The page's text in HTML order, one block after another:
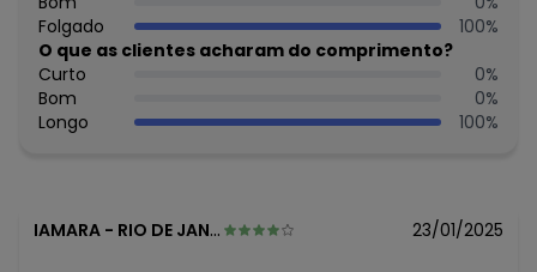
maio/2026 N/D*
abril/2026 N/D*
março/2026
fevereiro/2026 N/D*
Folgado
100%
O que as clientes acharam do comprimento?
Curto
0%
Bom
0%
Longo
100%
IAMARA - RIO DE JANEIRO - RJ 23/01/2025